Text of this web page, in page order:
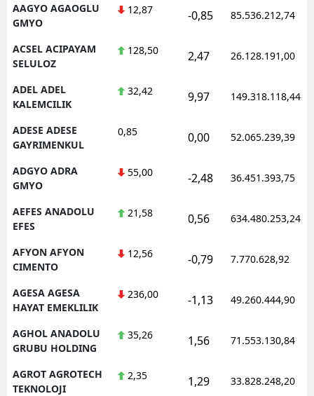
AAGYO AGAOGLU
GMYO
12,87 -0,85 85.536.212,74
ACSEL ACIPAYAM
SELULOZ
128,50 2,47 26.128.191,00
ADEL ADEL
KALEMCILIK
32,42 9,97 149.318.118,44
ADESE ADESE
GAYRIMENKUL
0,85 0,00 52.065.239,39
ADGYO ADRA
GMYO
55,00 -2,48 36.451.393,75
AEFES ANADOLU
EFES
21,58 0,56 634.480.253,24
AFYON AFYON
CIMENTO
12,56 -0,79 7.770.628,92
AGESA AGESA
HAYAT EMEKLILIK
236,00 -1,13 49.260.444,90
AGHOL ANADOLU
GRUBU HOLDING
35,26 1,56 71.553.130,84
AGROT AGROTECH
TEKNOLOJI
2,35 1,29 33.828.248,20